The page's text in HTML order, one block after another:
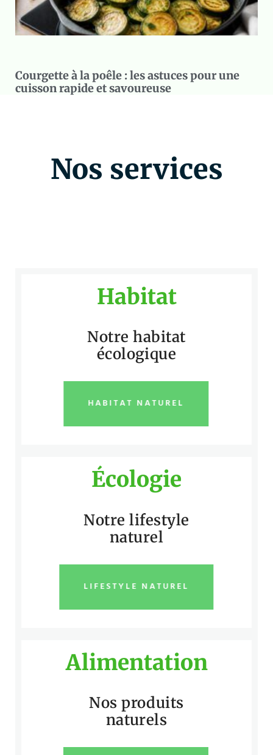
Courgette à la poêle : les astuces pour une
cuisson rapide et savoureuse
Nos services
Habitat
Notre habitat
écologique
HABITAT NATUREL
Écologie
Notre lifestyle
naturel
LIFESTYLE NATUREL
Alimentation
Nos produits
naturels